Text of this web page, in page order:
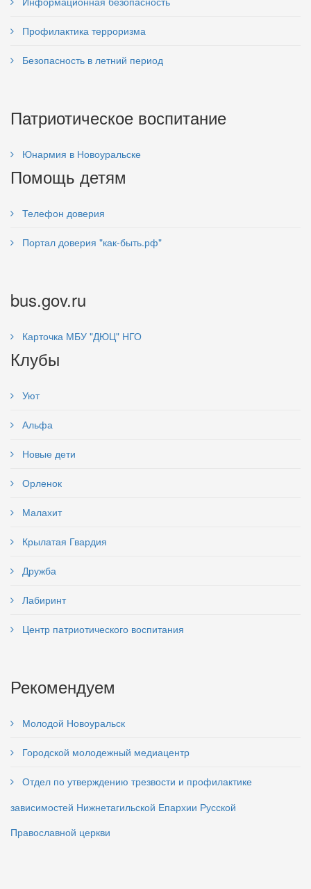
Профилактика терроризма
Безопасность в летний период
Патриотическое воспитание
Юнармия в Новоуральске
Помощь детям
Телефон доверия
Портал доверия "как-быть.рф"
bus.gov.ru
Карточка МБУ "ДЮЦ" НГО
Клубы
Уют
Альфа
Новые дети
Орленок
Малахит
Крылатая Гвардия
Дружба
Лабиринт
Центр патриотического воспитания
Рекомендуем
Молодой Новоуральск
Городской молодежный медиацентр
Отдел по утверждению трезвости и профилактике
зависимостей Нижнетагильской Епархии Русской
Православной церкви